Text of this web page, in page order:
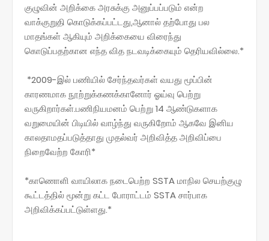
குழுவின் அறிக்கை அரசுக்கு அனுப்பப்படும் என்ற
வாக்குறுதி கொடுக்கப்பட்டது,ஆனால் தற்போது பல
மாதங்கள் ஆகியும் அறிக்கையை விரைந்து
கொடுப்பதற்கான எந்த வித நடவடிக்கையும் தெரியவில்லை.*
*2009-இல் பணியில் சேர்ந்தவர்கள் வயது மூப்பின்
காரணமாக நூற்றுக்கணக்கானோர் ஓய்வு பெற்று
வருகிறார்கள்.பணிநியமனம் பெற்று 14 ஆண்டுகளாக
வறுமையின் பிடியில் வாழ்ந்து வருகிறோம் ஆகவே இனிய
காலதாமதப்படுத்தாது முதல்வர் அறிவித்த அறிவிப்பை
நிறைவேற்ற கோரி*
*காணொளி வாயிலாக நடைபெற்ற SSTA மாநில செயற்குழு
கூட்டத்தில் மூன்று கட்ட போராட்டம் SSTA சார்பாக
அறிவிக்கப்பட்டுள்ளது.*